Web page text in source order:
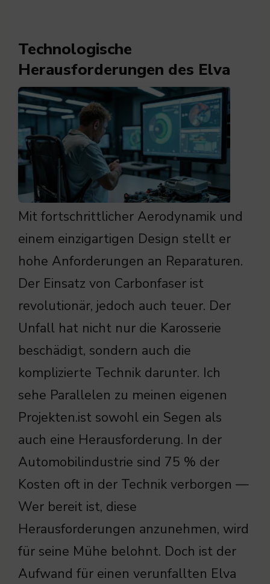
Technologische
Herausforderungen des Elva
Mit fortschrittlicher Aerodynamik und
einem einzigartigen Design stellt er
hohe Anforderungen an Reparaturen.
Der Einsatz von Carbonfaser ist
revolutionär, jedoch auch teuer. Der
Unfall hat nicht nur die Karosserie
beschädigt, sondern auch die
komplizierte Technik darunter. Ich
sehe Parallelen zu meinen eigenen
Projekten.ist sowohl ein Segen als
auch eine Herausforderung. In der
Automobilindustrie sind 75 % der
Kosten oft in der Technik verborgen —
Wer bereit ist, diese
Herausforderungen anzunehmen, wird
für seine Mühe belohnt. Doch ist der
Aufwand für einen verunfallten Elva